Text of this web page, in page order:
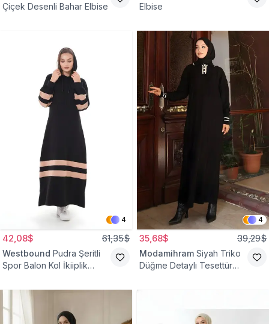
Çiçek Desenli Bahar Elbise
Elbise
4
42,08$ 61,35$
Westbound Pudra Şeritli
Spor Balon Kol İkiiplik
4
35,68$ 39,29$
Modamihram Siyah Triko
Düğme Detaylı Tesettür